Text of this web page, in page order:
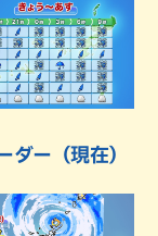
ダー（現在）